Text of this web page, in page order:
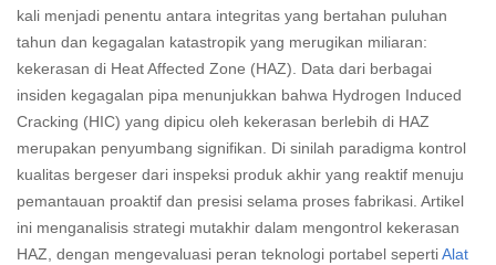
kali menjadi penentu antara integritas yang bertahan puluhan
tahun dan kegagalan katastropik yang merugikan miliaran:
kekerasan di Heat Affected Zone (HAZ). Data dari berbagai
insiden kegagalan pipa menunjukkan bahwa Hydrogen Induced
Cracking (HIC) yang dipicu oleh kekerasan berlebih di HAZ
merupakan penyumbang signifikan. Di sinilah paradigma kontrol
kualitas bergeser dari inspeksi produk akhir yang reaktif menuju
pemantauan proaktif dan presisi selama proses fabrikasi. Artikel
ini menganalisis strategi mutakhir dalam mengontrol kekerasan
HAZ, dengan mengevaluasi peran teknologi portabel sepertiAlat